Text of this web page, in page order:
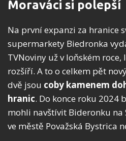
Moraváci si polepší
Na první expanzi za hranice
supermarkety Biedronka
TVNoviny už v loňském roce,
rozšíří. A to o celkem pět
dvě jsou coby kamenem
hranic. Do konce roku 2024
mohli navštívit Bideronku na
ve městě Považská Bystrica